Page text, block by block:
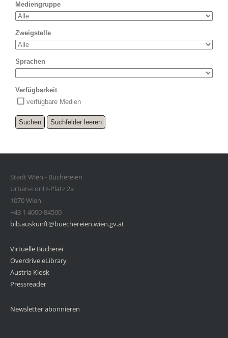
Mediengruppe
Zweigstelle
Sprachen
Verfügbarkeit
verfügbare Medien
Stadt Wien - Büchereien
Urban-Loritz-Platz 2a
1070 Wien
+43 1 4000-84500
bib.auskunft@buechereien.wien.gv.at
Virtuelle Bücherei
Overdrive eLibrary
Austria Kiosk
Pressreader
Newsletter abonnieren